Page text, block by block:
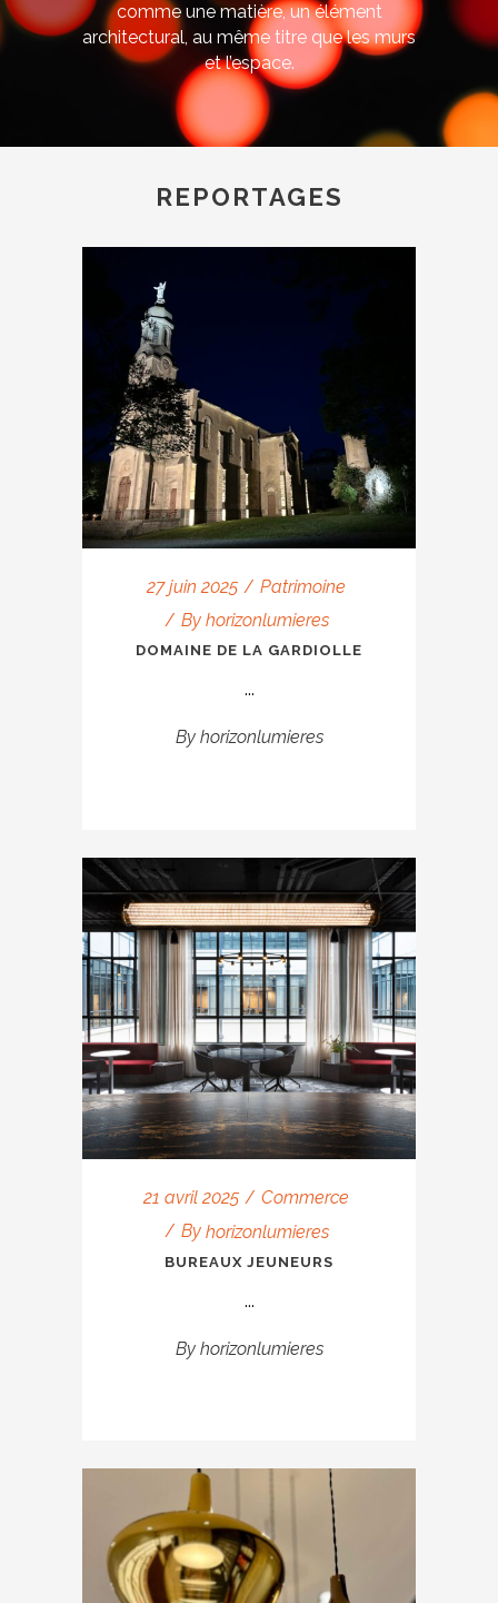
comme une matière, un élément
architectural, au même titre que les murs
et l’espace.
REPORTAGES
27 juin 2025
Patrimoine
By horizonlumieres
DOMAINE DE LA GARDIOLLE
...
By horizonlumieres
21 avril 2025
Commerce
By horizonlumieres
BUREAUX JEUNEURS
...
By horizonlumieres